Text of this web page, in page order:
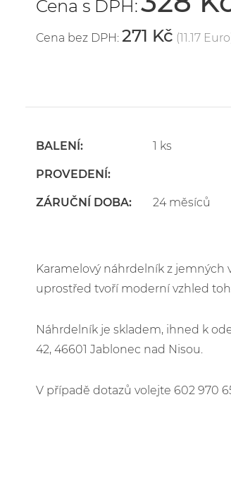
Cena s DPH:
Cena bez DPH: 271 Kč (11.17
BALENÍ: 1 ks
PROVEDENÍ:
ZÁRUČNÍ DOBA: 24 měsíců
Karamelový náhrdelník z jemných
uprostřed tvoří moderní vzhled
Náhrdelník je skladem, ihned k
42, 46601 Jablonec nad Nisou.
V případě dotazů volejte 602 970